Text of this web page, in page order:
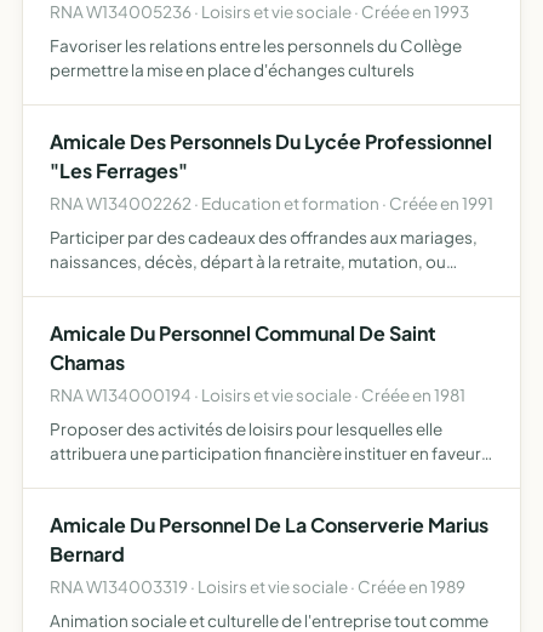
RNA W134005236 · Loisirs et vie sociale · Créée en 1993
Favoriser les relations entre les personnels du Collège
permettre la mise en place d'échanges culturels
Amicale Des Personnels Du Lycée Professionnel
"Les Ferrages"
RNA W134002262 · Education et formation · Créée en 1991
Participer par des cadeaux des offrandes aux mariages,
naissances, décès, départ à la retraite, mutation, ou
Amicale Du Personnel Communal De Saint
Chamas
RNA W134000194 · Loisirs et vie sociale · Créée en 1981
Proposer des activités de loisirs pour lesquelles elle
attribuera une participation financière instituer en faveur
Amicale Du Personnel De La Conserverie Marius
Bernard
RNA W134003319 · Loisirs et vie sociale · Créée en 1989
Animation sociale et culturelle de l'entreprise tout comme